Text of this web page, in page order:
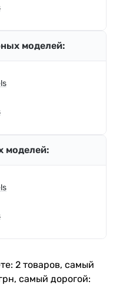
моделей:
моделей:
2 товаров, самый
самый дорогой: